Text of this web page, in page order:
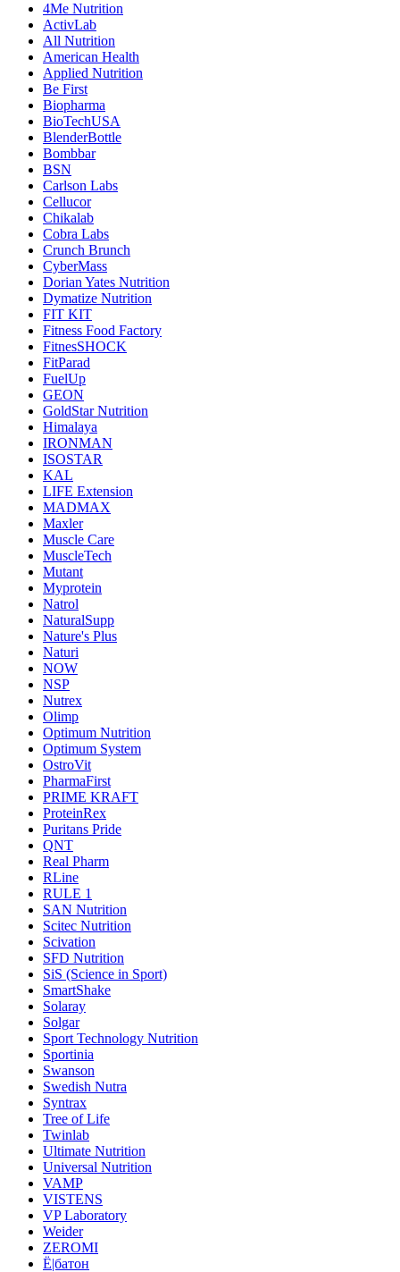
4Me Nutrition
ActivLab
All Nutrition
American Health
Applied Nutrition
Be First
Biopharma
BioTechUSA
BlenderBottle
Bombbar
BSN
Carlson Labs
Cellucor
Chikalab
Cobra Labs
Crunch Brunch
CyberMass
Dorian Yates Nutrition
Dymatize Nutrition
FIT KIT
Fitness Food Factory
FitnesSHOCK
FitParad
FuelUp
GEON
GoldStar Nutrition
Himalaya
IRONMAN
ISOSTAR
KAL
LIFE Extension
MADMAX
Maxler
Muscle Care
MuscleTech
Mutant
Myprotein
Natrol
NaturalSupp
Nature's Plus
Naturi
NOW
NSP
Nutrex
Olimp
Optimum Nutrition
Optimum System
OstroVit
PharmaFirst
PRIME KRAFT
ProteinRex
Puritans Pride
QNT
Real Pharm
RLine
RULE 1
SAN Nutrition
Scitec Nutrition
Scivation
SFD Nutrition
SiS (Science in Sport)
SmartShake
Solaray
Solgar
Sport Technology Nutrition
Sportinia
Swanson
Swedish Nutra
Syntrax
Tree of Life
Twinlab
Ultimate Nutrition
Universal Nutrition
VAMP
VISTENS
VP Laboratory
Weider
ZEROMI
Ё|батон